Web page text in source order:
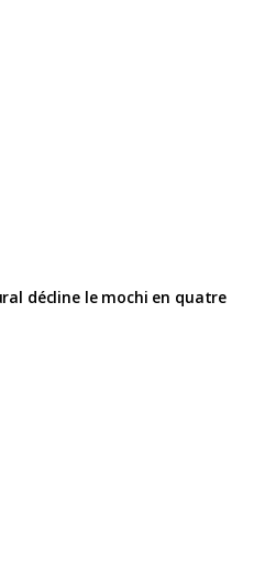
décline le mochi en quatre